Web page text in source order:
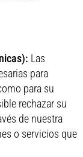
Las
para
para su
rechazar su
de nuestra
o servicios que